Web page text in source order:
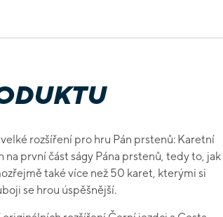
rozšíření pro hru Pán prstenů: Karetní
první část ságy Pána prstenů, tedy to, jak
také více než 50 karet, kterými si
se hrou úspěšnější.